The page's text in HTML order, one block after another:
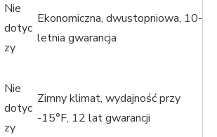
Nie
dotyc
zy
Ekonomiczna, dwustopniowa, 10-
letnia gwarancja
Nie
dotyc
zy
Zimny ​​klimat, wydajność przy
-15°F, 12 lat gwarancji